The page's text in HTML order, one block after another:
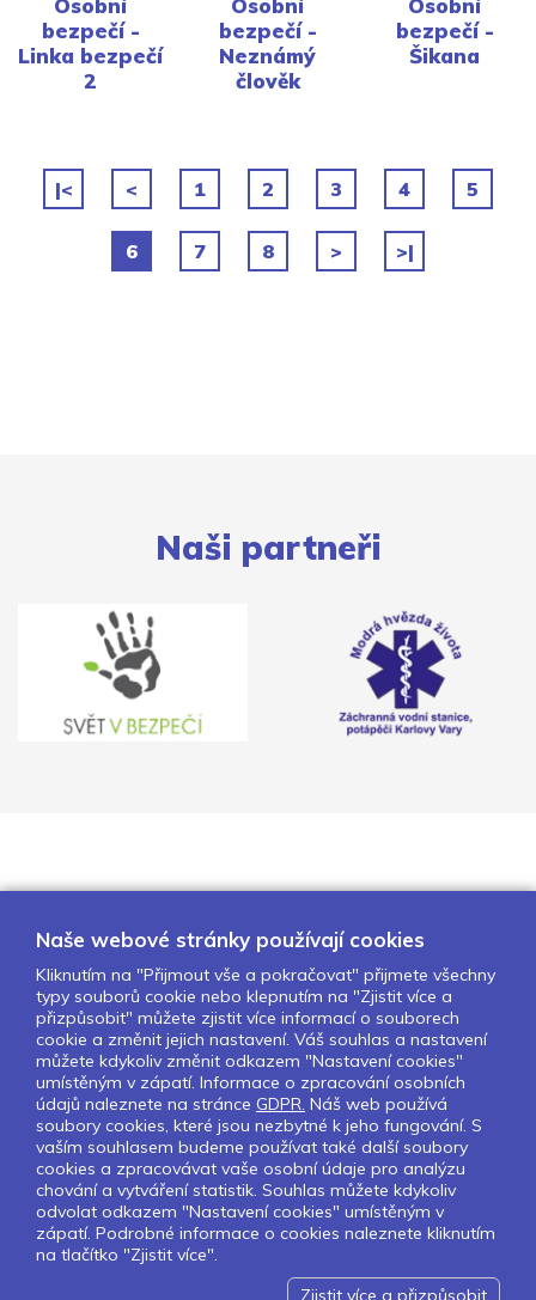
Osobní
bezpečí -
Linka bezpečí
2
Osobní
bezpečí -
Neznámý
člověk
Osobní
bezpečí -
Šikana
|< < 1 2 3 4 5
6 7 8 > >|
Naši partneři
O nás Naše projekty
Pro školy
Partneři
Kontakty
GDPR
Nastavení cookies
Sledujte nás:
Pokud chcete dostávat pravidelný
Newsletter klikněte
Naše webové stránky používají cookies
Kliknutím na "Přijmout vše a pokračovat" přijmete všechny
typy souborů cookie nebo klepnutím na "Zjistit více a
přizpůsobit" můžete zjistit více informací o souborech
cookie a změnit jejich nastavení. Váš souhlas a nastavení
můžete kdykoliv změnit odkazem "Nastavení cookies"
umístěným v zápatí. Informace o zpracování osobních
údajů naleznete na stránce GDPR. Náš web používá
soubory cookies, které jsou nezbytné k jeho fungování. S
vaším souhlasem budeme používat také další soubory
cookies a zpracovávat vaše osobní údaje pro analýzu
chování a vytváření statistik. Souhlas můžete kdykoliv
odvolat odkazem "Nastavení cookies" umístěným v
zápatí. Podrobné informace o cookies naleznete kliknutím
na tlačítko "Zjistit více".
Zjistit více a přizpůsobit